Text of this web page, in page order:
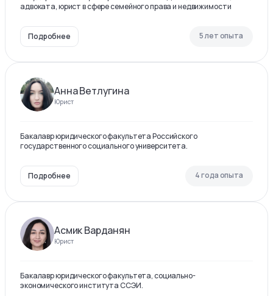
адвоката, юрист в сфере семейного права и недвижимости
Подробнее 5 лет опыта
Анна Ветлугина
Юрист
Бакалавр юридического факультета Российского
государственного социального университета.
Подробнее 4 года опыта
Асмик Варданян
Юрист
Бакалавр юридического факультета, социально-
экономического института ССЭИ.